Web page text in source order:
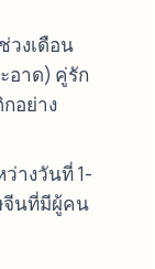
วงเดือน
อาด) คู่รัก
อย่าง
ว่างวันที่ 1-
จีนที่มีผู้คน